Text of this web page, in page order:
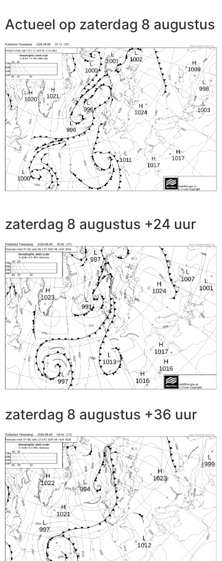
Actueel op zaterdag 8 augustus
zaterdag 8 augustus +24 uur
zaterdag 8 augustus +36 uur